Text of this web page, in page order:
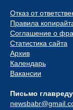
Отказ от
Правила
Соглашение о
Статистика сайта
Архив
Календарь
Вакансии
Письмо